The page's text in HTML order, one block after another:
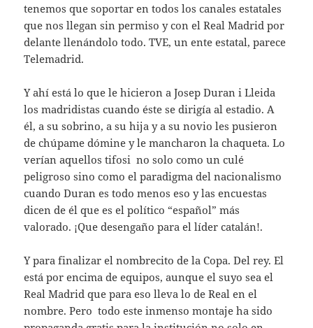
tenemos que soportar en todos los canales estatales
que nos llegan sin permiso y con el Real Madrid por
delante llenándolo todo. TVE, un ente estatal, parece
Telemadrid.
Y ahí está lo que le hicieron a Josep Duran i Lleida
los madridistas cuando éste se dirigía al estadio. A
él, a su sobrino, a su hija y a su novio les pusieron
de chúpame dómine y le mancharon la chaqueta. Lo
verían aquellos tifosi no solo como un culé
peligroso sino como el paradigma del nacionalismo
cuando Duran es todo menos eso y las encuestas
dicen de él que es el político “español” más
valorado. ¡Que desengaño para el líder catalán!.
Y para finalizar el nombrecito de la Copa. Del rey. El
está por encima de equipos, aunque el suyo sea el
Real Madrid que para eso lleva lo de Real en el
nombre. Pero todo este inmenso montaje ha sido